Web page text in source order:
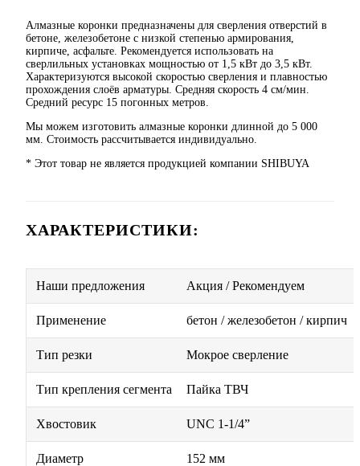
Алмазные коронки предназначены для сверления отверстий в
бетоне, железобетоне с низкой степенью армирования,
кирпиче, асфальте. Рекомендуется использовать на
сверлильных установках мощностью от 1,5 кВт до 3,5 кВт.
Характеризуются высокой скоростью сверления и плавностью
прохождения слоёв арматуры. Средняя скорость 4 см/мин.
Средний ресурс 15 погонных метров.
Мы можем изготовить алмазные коронки длинной до 5 000
мм. Стоимость рассчитывается индивидуально.
* Этот товар не является продукцией компании SHIBUYA
ХАРАКТЕРИСТИКИ:
Наши предложения Акция / Рекомендуем
Применение бетон / железобетон / кирпич
Тип резки Мокрое сверление
Тип крепления сегмента Пайка ТВЧ
Хвостовик UNC 1-1/4”
Диаметр 152 мм